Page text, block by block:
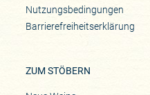
Nutzungsbedingungen
Barrierefreiheitserklärung
ZUM STÖBERN